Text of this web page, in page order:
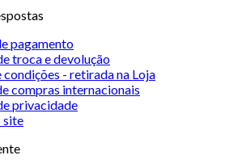
pagamento
troca e devolução
condições - retirada na Loja
compras internacionais
privacidade
site